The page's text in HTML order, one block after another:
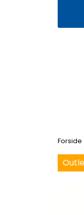
Forside